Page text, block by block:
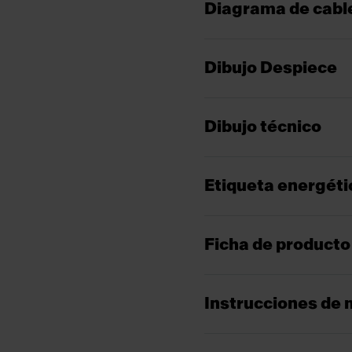
Diagrama de
Dibujo Despiece
Dibujo técnico
Etiqueta
Ficha de producto
Instrucciones de